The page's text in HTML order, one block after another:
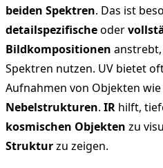
beiden Spektren. Das ist
detailspezifischeoder
Bildkompositionen
Spektren nutzen. UV bietet
Aufnahmen von Objekten wie
Nebelstrukturen. IR hilft,
kosmischen Objekten zu
Strukturzu zeigen.